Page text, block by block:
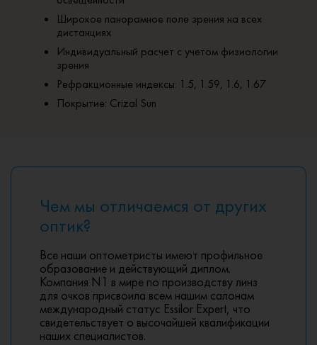
Широкое панорамное поле зрения на всех
дистанциях
Индивидуальный расчет с учетом физиологии
зрения
Рефракционные индексы: 1.5, 1.59, 1.6, 1.67
Покрытие: Crizal Sun
Чем мы отличаемся от других
оптик?
Все наши оптометристы имеют профильное
образование и действующий диплом.
Компания N1 в мире по производству линз
для очков присвоила всем нашим салонам
международный статус Essilor Expert, что
свидетельствует о высочайшей квалификации
наших специалистов.